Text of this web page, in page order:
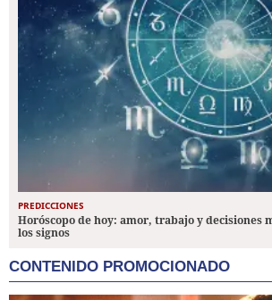
PREDICCIONES
Horóscopo de hoy: amor, trabajo y decisiones
los signos
CONTENIDO PROMOCIONADO